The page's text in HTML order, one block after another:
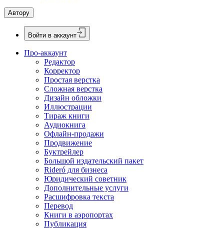
Автору
Войти в аккаунт
Про-аккаунт
Редактор
Корректор
Простая верстка
Сложная верстка
Дизайн обложки
Иллюстрации
Тираж книги
Аудиокнига
Офлайн-продажи
Продвижение
Буктрейлер
Большой издательский пакет
Rideró для бизнеса
Юридический советник
Дополнительные услуги
Расшифровка текста
Перевод
Книги в аэропортах
Публикация